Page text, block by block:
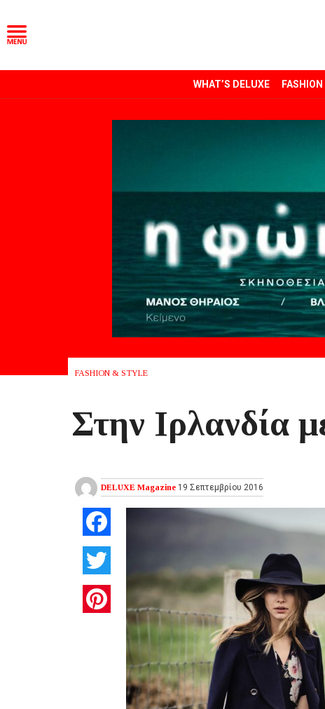
WHAT’S DELUXE FASHION
FASHION & STYLE
Στην Ιρλανδία
DELUXE Magazine 19 Σεπτεμβρίου 2016
Pinterest